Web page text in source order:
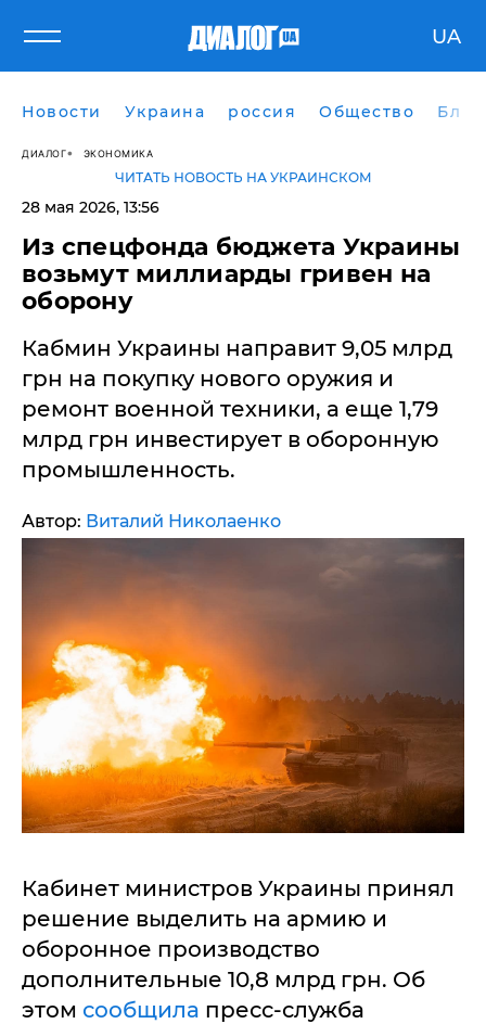
UA
Новости Украина россия Общество
ДИАЛОГ ЭКОНОМИКА
ЧИТАТЬ НОВОСТЬ НА УКРАИНСКОМ
28 мая 2026, 13:56
Из спецфонда бюджета Украины
возьмут миллиарды гривен на
оборону
Кабмин Украины направит 9,05 млрд
грн на покупку нового оружия и
ремонт военной техники, а еще 1,79
млрд грн инвестирует в оборонную
промышленность.
Автор: Виталий Николаенко
Кабинет министров Украины принял
решение выделить на армию и
оборонное производство
дополнительные 10,8 млрд грн. Об
этом сообщила пресс-служба